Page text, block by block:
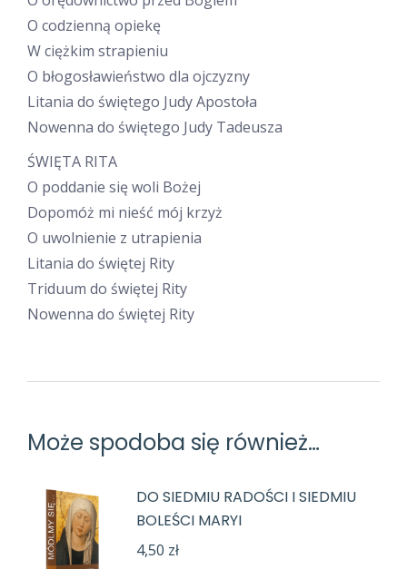
O codzienną opiekę
W ciężkim strapieniu
O błogosławieństwo dla ojczyzny
Litania do świętego Judy Apostoła
Nowenna do świętego Judy Tadeusza
ŚWIĘTA RITA
O poddanie się woli Bożej
Dopomóż mi nieść mój krzyż
O uwolnienie z utrapienia
Litania do świętej Rity
Triduum do świętej Rity
Nowenna do świętej Rity
Może spodoba się również…
DO SIEDMIU RADOŚCI I SIEDMIU
BOLEŚCI MARYI
4,50 zł